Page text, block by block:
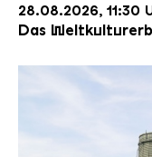
28.08.2026, 11:30
Das